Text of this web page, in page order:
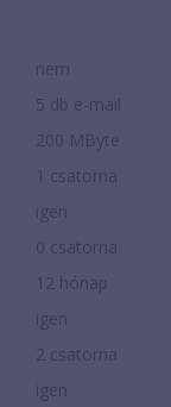
nem
5 db e-mail
200 MByte
1 csatorna
igen
0 csatorna
12 hónap
igen
2 csatorna
igen